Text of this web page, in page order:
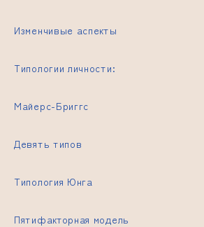
Изменчивые аспекты
Типологии личности:
Майерс-Бриггс
Девять типов
Типология Юнга
Пятифакторная модель